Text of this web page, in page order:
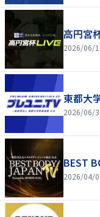
高円宮
2026/06/
東都大
2026/06/
BEST
2026/04/